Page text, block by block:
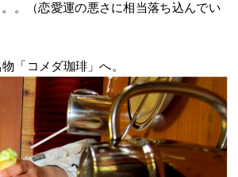
。（恋愛運の悪さに相当落ち込んでい
「コメダ珈琲」へ。